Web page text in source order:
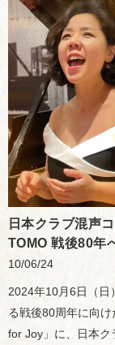
日本クラブ混声
TOMO 戦後80年
10/06/24
2024年10月6日（日
る戦後80周年に向
for Joy」に、日本ク